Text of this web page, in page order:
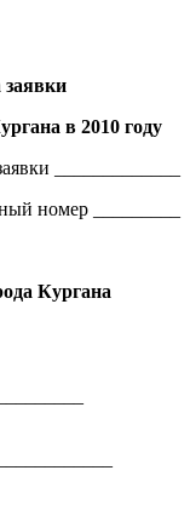
заявки
в 2010 году
_____________
номер _________
Кургана